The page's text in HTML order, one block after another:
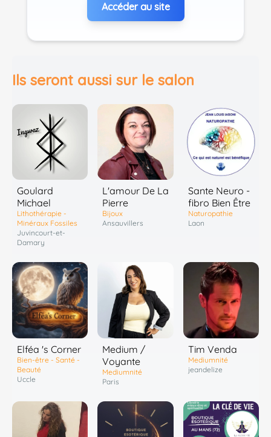
Accéder au site
Ils seront aussi sur le salon
Goulard
Michael
Lithothérapie -
Minéraux Fossiles
Juvincourt-et-
Damary
L'amour De La
Pierre
Bijoux
Ansauvillers
Sante Neuro -
fibro Bien Être
Naturopathie
Laon
Elféa 's Corner
Bien-être - Santé -
Beauté
Uccle
Medium /
Voyante
Mediumnité
Paris
Tim Venda
Mediumnité
jeandelize